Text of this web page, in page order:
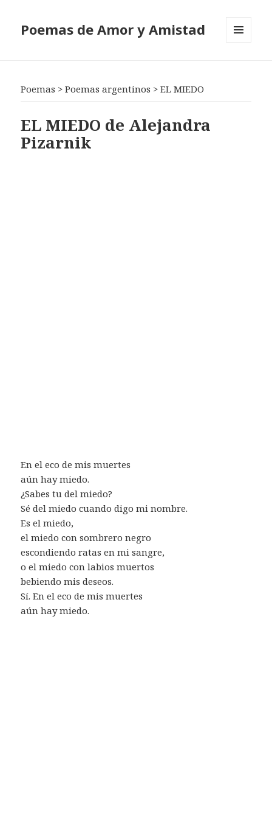
Poemas de Amor y Amistad
Poemas >Poemas argentinos >EL MIEDO
EL MIEDO de Alejandra
Pizarnik
En el eco de mis muertes
aún hay miedo.
¿Sabes tu del miedo?
Sé del miedo cuando digo mi nombre.
Es el miedo,
el miedo con sombrero negro
escondiendo ratas en mi sangre,
o el miedo con labios muertos
bebiendo mis deseos.
Sí. En el eco de mis muertes
aún hay miedo.